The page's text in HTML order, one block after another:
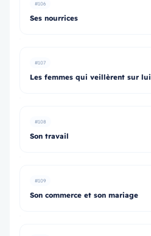
#106
Ses nourrices
#107
Les femmes qui veillèrent sur lui
#108
Son travail
#109
Son commerce et son mariage